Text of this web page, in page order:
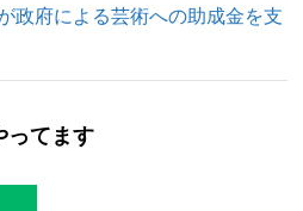
政府による芸術への助成金を支
ってます